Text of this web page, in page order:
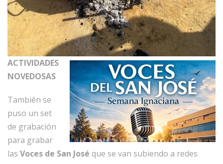
ACTIVIDADES
NOVEDOSAS
También se
puso un set
de grabación
para grabar
las Voces de San José que se van subiendo a redes